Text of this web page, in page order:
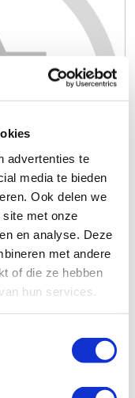
advertenties te
media te bieden
Ook delen we
met onze
en analyse. Deze
met andere
of die ze hebben
hun services.